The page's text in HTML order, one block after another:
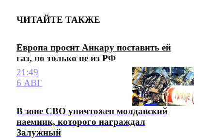
ЧИТАЙТЕ ТАКЖЕ
Европа просит Анкару поставить ей
газ, но только не из РФ
21:49
6 АВГ
В зоне СВО уничтожен молдавский
наемник, которого награждал
Залужный